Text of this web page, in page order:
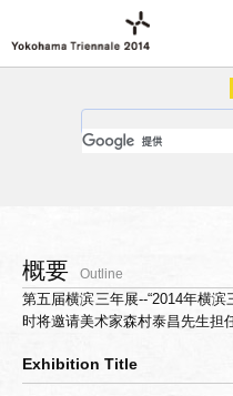
概要 Outline
第五届横滨三年展--“2014年横
时将邀请美术家森村泰昌先生担
Exhibition Title